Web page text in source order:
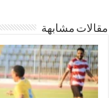
مقالات مشابهة